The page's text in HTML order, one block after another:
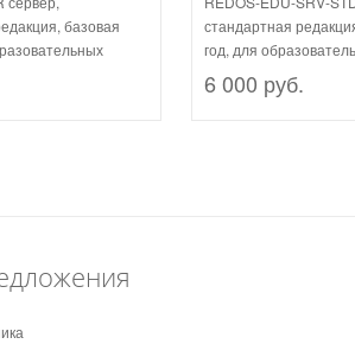
базовая
стандартная
год, для
6 000 руб.